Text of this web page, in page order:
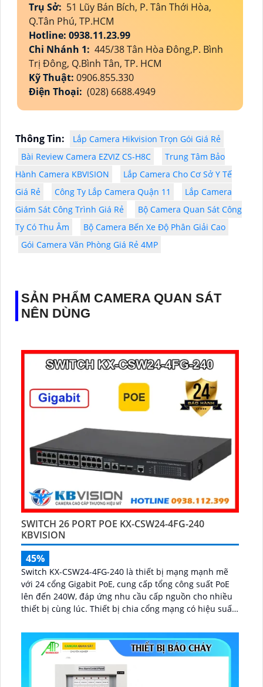
Trụ Sở: 51 Lũy Bán Bích, P. Tân Thới Hòa,
Q.Tân Phú, TP.HCM
Hotline: 0938.11.23.99
Chi Nhánh 1: 445/38 Tân Hòa Đông,P. Bình
Trị Đông, Q.Bình Tân, TP. HCM
Kỹ Thuật: 0906.855.330
Điện Thoại: (028) 6688.4949
Thông Tin:
Lắp Camera Hikvision Trọn Gói Giá Rẻ
Bài Review Camera EZVIZ CS-H8C
Trung Tâm Bảo
Hành Camera KBVISION
Lắp Camera Cho Cơ Sở Y Tế
Giá Rẻ
Công Ty Lắp Camera Quận 11
Lắp Camera
Giám Sát Công Trình Giá Rẻ
Bộ Camera Quan Sát Công
Ty Có Thu Âm
Bộ Camera Bến Xe Độ Phân Giải Cao
Gói Camera Văn Phòng Giá Rẻ 4MP
SẢN PHẨM CAMERA QUAN SÁT
NÊN DÙNG
SWITCH 26 PORT POE KX-CSW24-4FG-240
KBVISION
45%
Switch KX-CSW24-4FG-240 là thiết bị mạng mạnh mẽ
với 24 cổng Gigabit PoE, cung cấp tổng công suất PoE
lên đến 240W, đáp ứng nhu cầu cấp nguồn cho nhiều
thiết bị cùng lúc. Thiết bị chia cổng mạng có hiệu suất
camera IP và hệ thống mạng yêu cầu băng thông cao...